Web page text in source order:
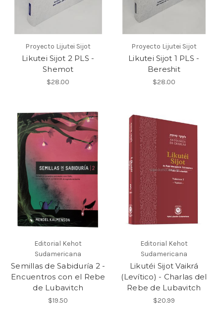
Proyecto Lijutei Sijot
Likutei Sijot 2 PLS -
Shemot
$28.00
Proyecto Lijutei Sijot
Likutei Sijot 1 PLS -
Bereshit
$28.00
Editorial Kehot
Sudamericana
Semillas de Sabiduría 2 -
Encuentros con el Rebe
de Lubavitch
$19.50
Editorial Kehot
Sudamericana
Likutéi Sijot Vaikrá
(Levítico) - Charlas del
Rebe de Lubavitch
$20.99